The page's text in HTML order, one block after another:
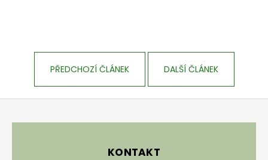
PŘEDCHOZÍ ČLÁNEK DALŠÍ ČLÁNEK
KONTAKT